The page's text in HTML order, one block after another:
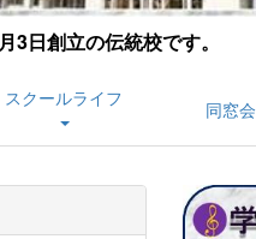
3日創立の伝統校です。
スクールライフ 同窓会